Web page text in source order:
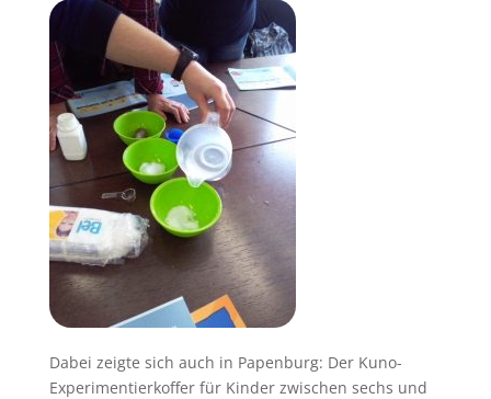
Dabei zeigte sich auch in Papenburg: Der Kuno-
Experimentierkoffer für Kinder zwischen sechs und